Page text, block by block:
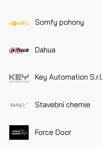
Somfy pohony
Dahua
Key Automation S.r.l.
Stavební chemie
Force Door